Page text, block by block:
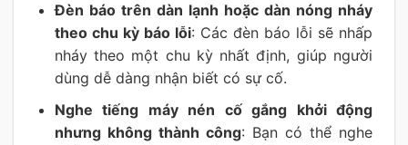
Đèn báo trên dàn lạnh hoặc dàn nóng nháy
theo chu kỳ báo lỗi: Các đèn báo lỗi sẽ nhấp
nháy theo một chu kỳ nhất định, giúp người
dùng dễ dàng nhận biết có sự cố.
Nghe tiếng máy nén cố gắng khởi động
nhưng không thành công: Bạn có thể nghe